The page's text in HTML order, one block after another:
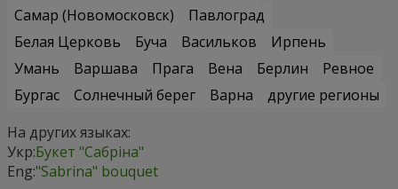
Самар (Новомосковск)
Павлоград
Белая Церковь
Буча Васильков
Ирпень
Умань
Варшава Прага Вена Берлин
Ревное
Бургас
Солнечный берег Варна
другие регионы
На других языках:
Укр:Букет "Сабріна"
Eng:"Sabrina" bouquet